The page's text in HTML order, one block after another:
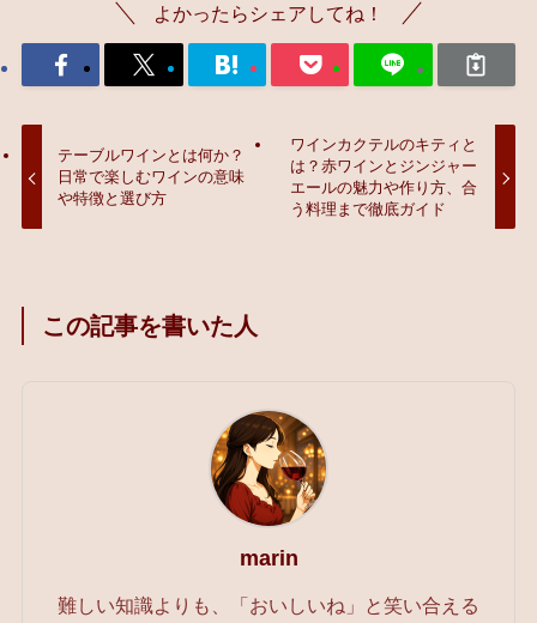
よかったらシェアしてね！
テーブルワインとは何か？
日常で楽しむワインの意味
や特徴と選び方
ワインカクテルのキティと
は？赤ワインとジンジャー
エールの魅力や作り方、合
う料理まで徹底ガイド
この記事を書いた人
marin
難しい知識よりも、「おいしいね」と笑い合える